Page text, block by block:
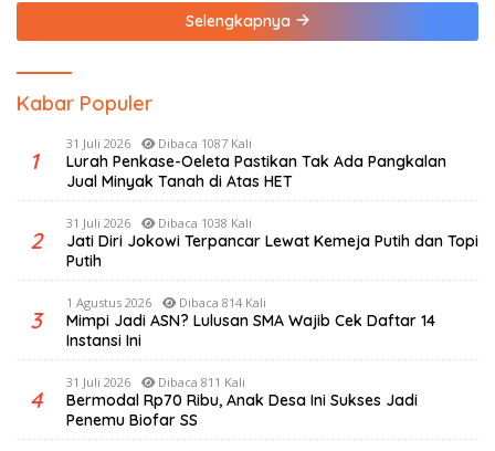
Selengkapnya
Kabar Populer
1
31 Juli 2026 Dibaca 1087 Kali
Lurah Penkase-Oeleta Pastikan Tak Ada Pangkalan
Jual Minyak Tanah di Atas HET
2
31 Juli 2026 Dibaca 1038 Kali
Jati Diri Jokowi Terpancar Lewat Kemeja Putih dan Topi
Putih
3
1 Agustus 2026 Dibaca 814 Kali
Mimpi Jadi ASN? Lulusan SMA Wajib Cek Daftar 14
Instansi Ini
4
31 Juli 2026 Dibaca 811 Kali
Bermodal Rp70 Ribu, Anak Desa Ini Sukses Jadi
Penemu Biofar SS